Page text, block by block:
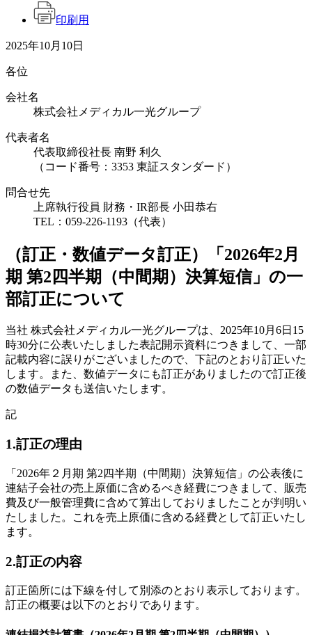
印刷用
2025年10月10日
各位
会社名
株式会社メディカル一光グループ
代表者名
代表取締役社長 南野 利久
（コード番号：3353 東証スタンダード）
問合せ先
上席執行役員 財務・IR部長 小田恭右
TEL：059-226-1193（代表）
（訂正・数値データ訂正）「2026年2月
期 第2四半期（中間期）決算短信」の一
部訂正について
当社 株式会社メディカル一光グループは、2025年10月6日15
時30分に公表いたしました表記開示資料につきまして、一部
記載内容に誤りがございましたので、下記のとおり訂正いた
します。また、数値データにも訂正がありましたので訂正後
の数値データも送信いたします。
記
1.訂正の理由
「2026年２月期 第2四半期（中間期）決算短信」の公表後に
連結子会社の売上原価に含めるべき経費につきまして、販売
費及び一般管理費に含めて算出しておりましたことが判明い
たしました。これを売上原価に含める経費として訂正いたし
ます。
2.訂正の内容
訂正箇所には下線を付して別添のとおり表示しております。
訂正の概要は以下のとおりであります。